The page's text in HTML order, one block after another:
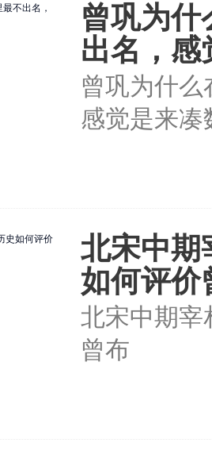
曾巩为什
出名，感
曾巩为什
感觉是来凑
北宋中期
如何评价
北宋中期宰
曾布